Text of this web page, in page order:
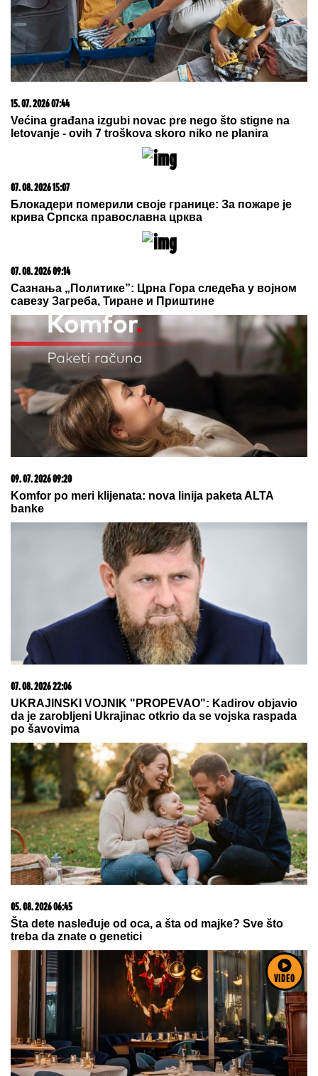
VIDEO
DRAMA U OVČARSKO-KABLARSKOJ KLISURI
Kolima sleteo sa puta direktno u jezero, u toku
DRAMA NA AUTO-PUTU KOD NIŠA
Zapalio se automobil, saobraćaj
BLOKIRAN (VIDEO)
EVO KOLIKO GODIŠNJE ZARAĐUJE
DRAGAN STANKOVIĆ
pitanju, a Jovana Jeremić tvrdi: "U
dugovima je"
Ako držite ventilator tik uz krevet, PRAVITE VELIKU
GREŠKU: Narušavate zdravlje, a nećete se ni
rashladiti - OVO DUGME malo ko koristi, a pravi
najveću razliku